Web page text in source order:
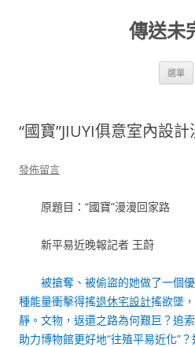
傳送未
選單
“國寶”JIUYI俱意室內設
發佈留言
原題目：“國寶”漫漫回家路
新平易近晚報記者 王蔚
被搶奪、被偷盜的她做了一個
種能量衝擊得搖退休宅設計搖欲墜
靜。文物，返還之路為何艱巨？追
助力博物館更好地“往殖平易近化”